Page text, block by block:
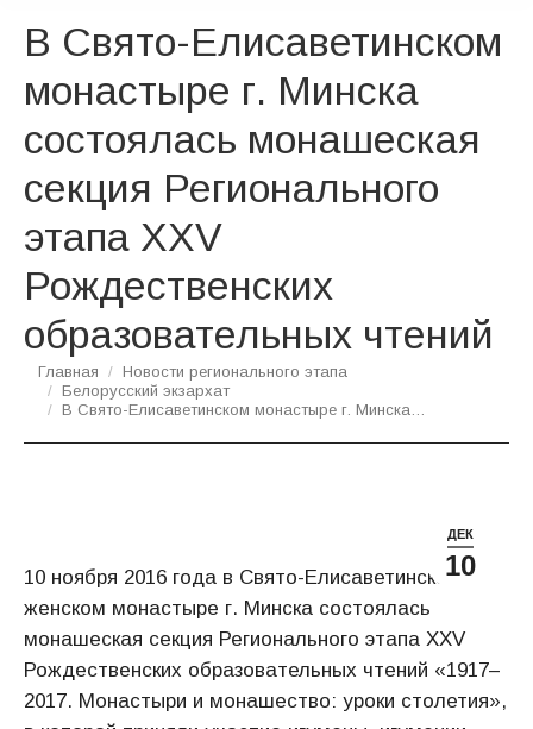
В Свято-Елисаветинском
монастыре г. Минска
состоялась монашеская
секция Регионального
этапа XXV
Рождественских
образовательных чтений
Вы здесь:
Главная
Новости регионального этапа
Белорусский экзархат
В Свято-Елисаветинском монастыре г. Минска…
ДЕК
10
10 ноября 2016 года в Свято-Елисаветинском
женском монастыре г. Минска состоялась
монашеская секция Регионального этапа XXV
Рождественских образовательных чтений «1917–
2017. Монастыри и монашество: уроки столетия»,